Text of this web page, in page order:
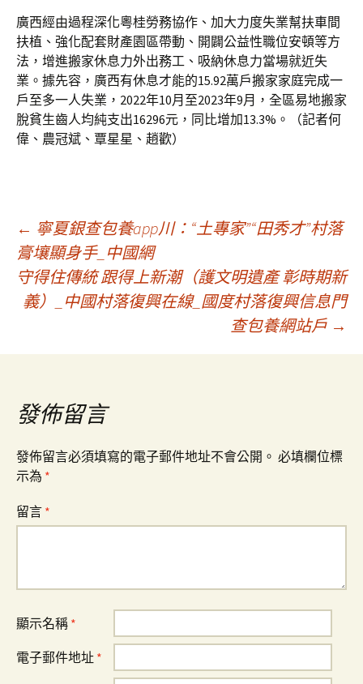
廣西經由過程深化粵桂勞務協作、加大力度失業幫扶車間
扶植、強化配套財產園區帶動、開闢公益性職位安頓等方
法，增進搬家休息力外出務工、吸納休息力當場就近失
業。據先容，廣西有休息才能的15.92萬戶搬家家庭完成一
戶至多一人失業，2022年10月至2023年9月，全區易地搬家
脫貧生齒人均純支出16296元，同比增加13.3%。（記者何
偉、農冠斌、覃星星、趙歡）
文
章
導
覽
← 寧夏銀查包養app川：“土專家”“田秀才”村落
膏壤顯身手_中國網
守得住傳統 跟得上新潮（護文明遺產 彰時期新
義）_中國村落復興在線_國度村落復興信息門
查包養網站戶 →
發佈留言
發佈留言必須填寫的電子郵件地址不會公開。 必填欄位標
示為 *
留言 *
顯示名稱 *
電子郵件地址 *